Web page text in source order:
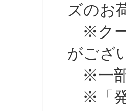
ズのお
※クール
がござ
※一部
※「発送